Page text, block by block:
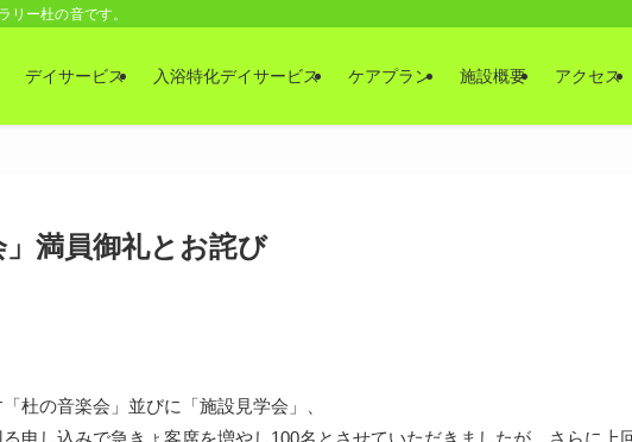
ー杜の音です。
デイサービス 入浴特化デイサービス ケアプラン 施設概要 アクセス
」満員御礼とお詫び
杜の音楽会」並びに「施設見学会」、
申し込みで急きょ客席を増やし100名とさせていただきましたが、さらに上